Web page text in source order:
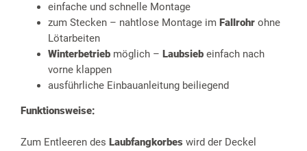
einfache und schnelle Montage
zum Stecken – nahtlose Montage im Fallrohr ohne
Lötarbeiten
Winterbetrieb möglich – Laubsieb einfach nach
vorne klappen
ausführliche Einbauanleitung beiliegend
Funktionsweise:
Zum Entleeren des Laubfangkorbes wird der Deckel